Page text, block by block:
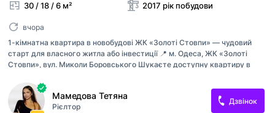
30 / 18 / 6 м²
2017 рік побудови
вчора
1-кімнатна квартира в новобудові ЖК «Золоті Стовпи» — чудовий
старт для власного житла або інвестиції 📍 м. Одеса, ЖК «Золоті
Стовпи», вул. Миколи Боровського Шукаєте доступну квартиру в
вартий вашої уваги. Про квартиру: Загальна площа — 29,5 м² 4
поверх із 4 Вільне планування Стан — від забудовника
Металопластикові вікна Електричне опалення Право власності понад
Мамедова Тетяна
Рієлтор
Дзвінок